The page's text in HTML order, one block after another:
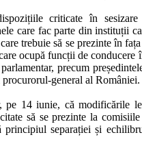
criticate în sesizare
care fac parte din instituții
trebuie să se prezinte în
ocupă funcții de conducere
precum
procurorul-general al României.
pe 14 iunie, că modificările
să se prezinte la comisiile
principiul separației și